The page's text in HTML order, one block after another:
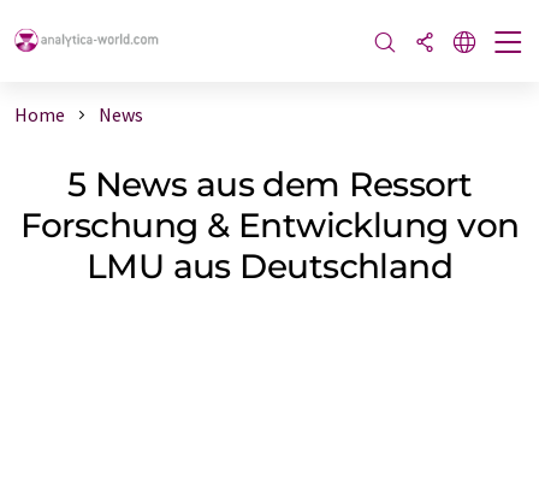
Home News
5 News aus dem Ressort
Forschung & Entwicklung von
LMU aus Deutschland